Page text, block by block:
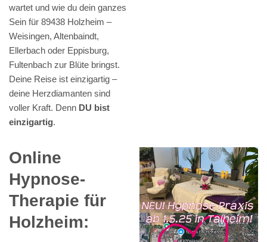
wartet und wie du dein ganzes
Sein für 89438 Holzheim –
Weisingen, Altenbaindt,
Ellerbach oder Eppisburg,
Fultenbach zur Blüte bringst.
Deine Reise ist einzigartig –
deine Herzdiamanten sind
voller Kraft. Denn DU bist
einzigartig.
Online
Hypnose-
Therapie für
Holzheim: